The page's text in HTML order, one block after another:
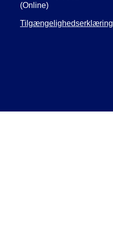
(Online)
Tilgængelighedserklæring